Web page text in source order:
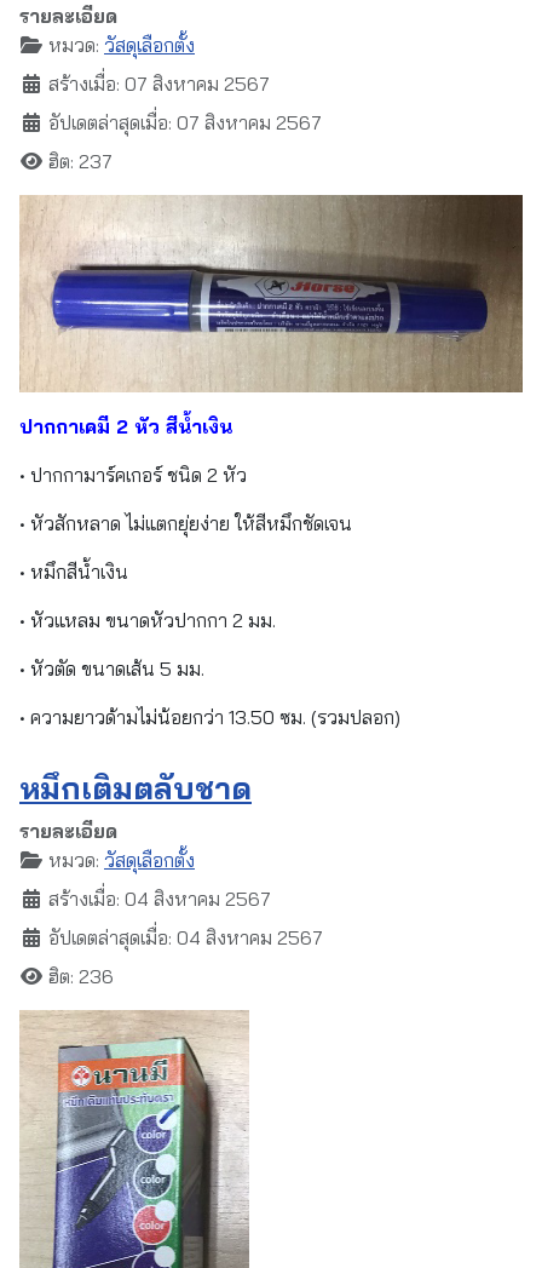
รายละเอียด
หมวด: วัสดุเลือกตั้ง
สร้างเมื่อ: 07 สิงหาคม 2567
อัปเดตล่าสุดเมื่อ: 07 สิงหาคม 2567
ฮิต: 237
ปากกาเคมี 2 หัว สีน้ำเงิน
• ปากกามาร์คเกอร์ ชนิด 2 หัว
• หัวสักหลาด ไม่แตกยุ่ยง่าย ให้สีหมึกชัดเจน
• หมึกสีน้ำเงิน
• หัวแหลม ขนาดหัวปากกา 2 มม.
• หัวตัด ขนาดเส้น 5 มม.
• ความยาวด้ามไม่น้อยกว่า 13.50 ซม. (รวมปลอก)
หมึกเติมตลับชาด
รายละเอียด
หมวด: วัสดุเลือกตั้ง
สร้างเมื่อ: 04 สิงหาคม 2567
อัปเดตล่าสุดเมื่อ: 04 สิงหาคม 2567
ฮิต: 236